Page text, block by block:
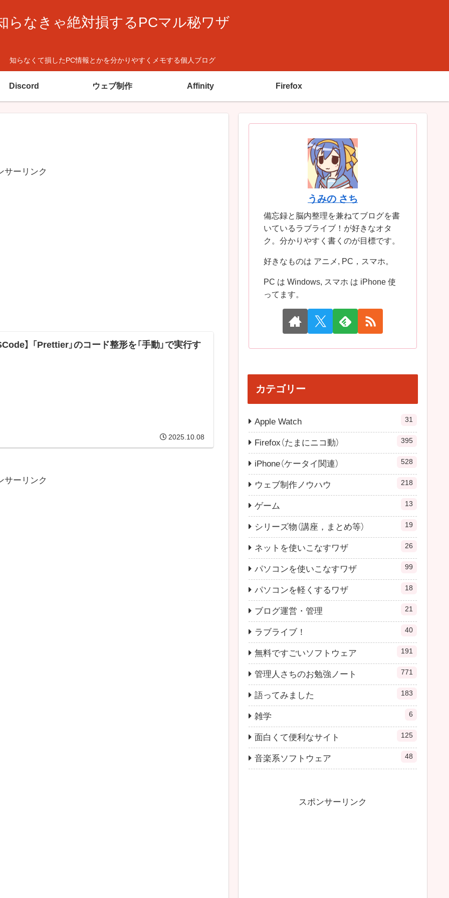
らなきゃ絶対損するPCマル秘ワザ
知らなくて損したPC情報とかを分かりやすくメモする個人ブログ
Discord ウェブ制作 Affinity Firefox
サーリンク
】 「Prettier」のコード整形を「手動」で実行す
2025.10.08
サーリンク
うみの さち
備忘録と脳内整理を兼ねてブログを書
いているラブライブ！が好きなオタ
ク。分かりやすく書くのが目標です。
好きなものは アニメ, PC，スマホ。
PC は Windows, スマホ は iPhone 使
ってます。
カテゴリー
Apple Watch 31
Firefox（たまにニコ動） 395
iPhone（ケータイ関連） 528
ウェブ制作ノウハウ 218
ゲーム 13
シリーズ物（講座，まとめ等） 19
ネットを使いこなすワザ 26
パソコンを使いこなすワザ 99
パソコンを軽くするワザ 18
ブログ運営・管理 21
ラブライブ！ 40
無料ですごいソフトウェア 191
管理人さちのお勉強ノート 771
語ってみました 183
雑学 6
面白くて便利なサイト 125
音楽系ソフトウェア 48
スポンサーリンク